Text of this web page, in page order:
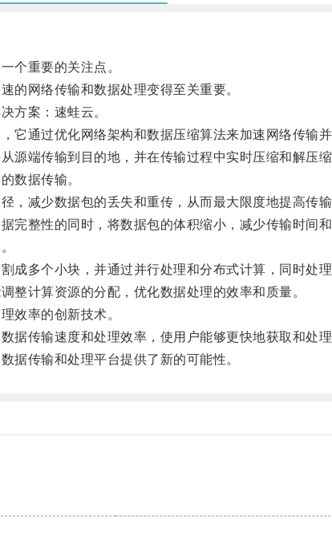
个重要的关注点。
网络传输和数据处理变得至关重要。
方案：速蛙云。
通过优化网络架构和数据压缩算法来加速网络传输并
端传输到目的地，并在传输过程中实时压缩和解压缩
数据传输。
减少数据包的丢失和重传，从而最大限度地提高传输
整性的同时，将数据包的体积缩小，减少传输时间和
多个小块，并通过并行处理和分布式计算，同时处理
计算资源的分配，优化数据处理的效率和质量。
效率的创新技术。
传输速度和处理效率，使用户能够更快地获取和处理
传输和处理平台提供了新的可能性。